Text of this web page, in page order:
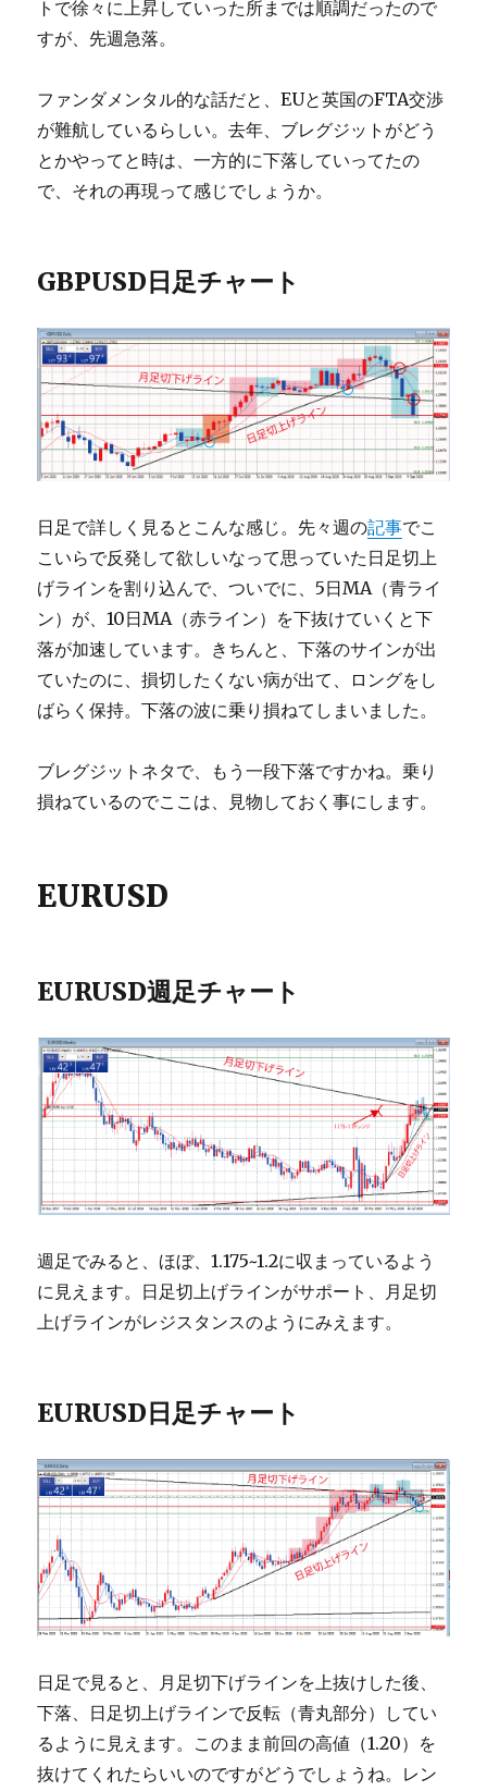
トで徐々に上昇していった所までは順調だったので
すが、先週急落。
ファンダメンタル的な話だと、EUと英国のFTA交渉
が難航しているらしい。去年、ブレグジットがどう
とかやってと時は、一方的に下落していってたの
で、それの再現って感じでしょうか。
GBPUSD日足チャート
日足で詳しく見るとこんな感じ。先々週の記事でこ
こいらで反発して欲しいなって思っていた日足切上
げラインを割り込んで、ついでに、5日MA（青ライ
ン）が、10日MA（赤ライン）を下抜けていくと下
落が加速しています。きちんと、下落のサインが出
ていたのに、損切したくない病が出て、ロングをし
ばらく保持。下落の波に乗り損ねてしまいました。
ブレグジットネタで、もう一段下落ですかね。乗り
損ねているのでここは、見物しておく事にします。
EURUSD
EURUSD週足チャート
週足でみると、ほぼ、1.175~1.2に収まっているよう
に見えます。日足切上げラインがサポート、月足切
上げラインがレジスタンスのようにみえます。
EURUSD日足チャート
日足で見ると、月足切下げラインを上抜けした後、
下落、日足切上げラインで反転（青丸部分）してい
るように見えます。このまま前回の高値（1.20）を
抜けてくれたらいいのですがどうでしょうね。レン